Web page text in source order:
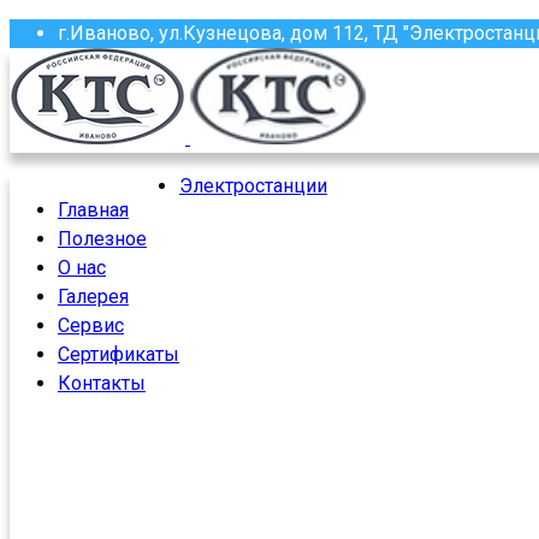
г.Иваново, ул.Кузнецова, дом 112, ТД
(4932) 58-13-87, 58-97-97, 58-97-96, 37-61-16
roscoma@mail.ru
Главная
Полезное
О нас
Галерея
Сервис
Сертификаты
Контакты
Электростанции